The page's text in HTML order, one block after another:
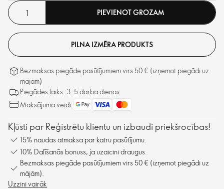
PIEVIENOT GROZAM
PILNA IZMĒRA PRODUKTS
Bezmaksas piegāde pasūtījumiem virs 50 € (izņemot piegādi uz
mājām)
Piegādes laiks: 3–5 darba dienas
Maksājuma veidi:
Kļūsti par Reģistrētu klientu un izbaudi priekšrocības!
15% naudas atmaksa par katru pasūtījumu.
10% Dalīšanās bonuss, ja uzaicini draugus.
Bezmaksas piegāde pasūtījumiem virs 50 € (izņemot piegādi uz
mājām).
Uzzini vairāk